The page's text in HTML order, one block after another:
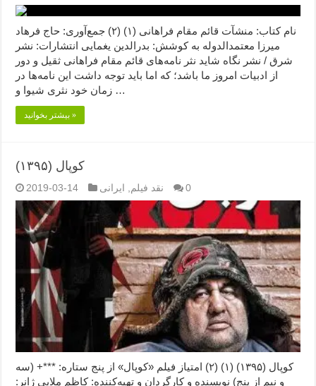
نام کتاب: منشآت قائم مقام فراهانی (۱) (۲) جمع‌آوری: حاج فرهاد
میرزا معتمدالدوله به کوشش: بدرالدین یغمایی انتشارات: نشر
شرق / نشر نگاه شاید نثر نامه‌های قائم مقام فراهانی ثقیل و دور
از ادبیات امروز ما باشد؛ که اما باید توجه داشت این نامه‌‌ها در
زمان خود نثری شیوا و …
بیشتر بخوانید »
کوپال (۱۳۹۵)
2019-03-14 نقد فیلم ایرانی 0
کوپال (۱۳۹۵) (۱) (۲) امتیاز فیلم «کوپال» از پنج ستاره: ***+ (سه
و نیم از پنج) نویسنده و کارگردان و تهیه‌کننده: کاظم ملایی ژانر: